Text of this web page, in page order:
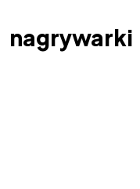
nagrywarki